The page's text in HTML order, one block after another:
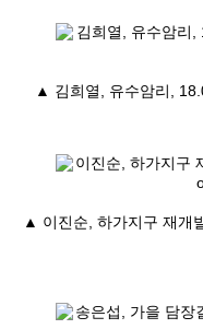
▲ 김희열, 유수암리,
▲ 이진순, 하가지구 재개